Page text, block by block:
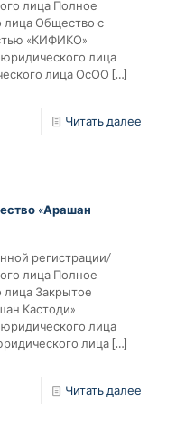
лица Полное
лица Общество с
«КИФИКО»
лица
лица ОсОО […]
Читать далее
«Арашан
регистрации/
лица Полное
Закрытое
Кастоди»
лица
лица[…]
Читать далее